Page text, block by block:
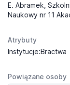
E. Abramek,
Naukowy nr 11
Atrybuty
Instytucje:Bractwa
Powiązane osoby